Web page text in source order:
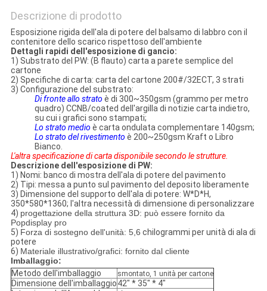
Descrizione di prodotto
Esposizione rigida dell'ala di potere del balsamo di labbro con il
contenitore dello scarico rispettoso dell'ambiente
Dettagli rapidi dell'esposizione di gancio:
1) Substrato del PW: (B flauto) cartaa parete semplice del
cartone
2) Specifiche di carta: carta del cartone 200#/32ECT, 3 strati
3) Configurazione del substrato:
Di fronte allo strato è di 300~350gsm (grammo per metro
quadro) CCNB/coated dell'argilla di notizie carta indietro,
su cui i grafici sono stampati;
Lo strato medio è carta ondulata complementare 140gsm;
Lo strato del rivestimento è 200~250gsm Kraft o Libro
Bianco.
L'altra specificazione di carta disponibile secondo le strutture.
Descrizione dell'esposizione di PW:
1) Nomi: banco di mostra dell'ala di potere del pavimento
2) Tipi: messa a punto sul pavimento del deposito liberamente
3) Dimensione del supporto dell'ala di potere: W*D*H,
350*580*1360; l'altra necessità di dimensione di personalizzare
4) progettazione della struttura 3D: può essere fornito da
Popdisplay pro
5) Forza di sostegno dell'unità: 5,6 chilogrammi per unità di ala di
potere
6) Materiale illustrativo/grafici: fornito dal cliente
Imballaggio:
Metodo dell'imballaggio
smontato, 1 unità per cartone
Dimensione dell'imballaggio42" * 35" * 4"